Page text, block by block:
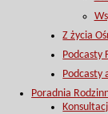
Z życia
Podcasty
Podcasty
Poradnia